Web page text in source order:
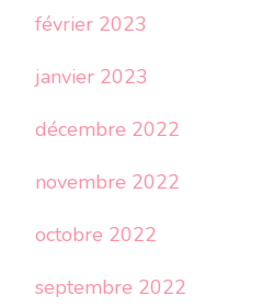
février 2023
janvier 2023
décembre 2022
novembre 2022
octobre 2022
septembre 2022